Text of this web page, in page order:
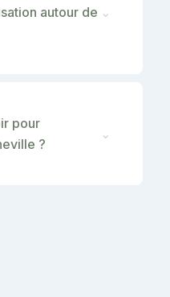
autour de ⌄
pour
?
⌄